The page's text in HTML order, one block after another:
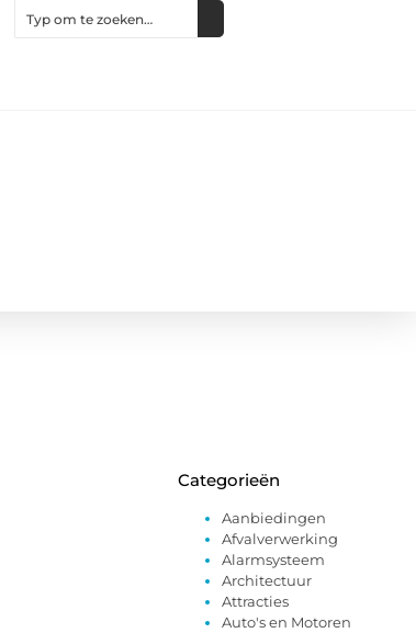
Categorieën
Aanbiedingen
Afvalverwerking
Alarmsysteem
Architectuur
Attracties
Auto's en Motoren